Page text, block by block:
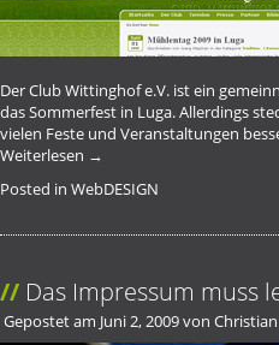
Der Club Wittinghof e.V. ist ein
das Sommerfest in Luga. Allerdings
vielen Feste und Veranstaltungen
Weiterlesen →
Posted in WebDESIGN
Das Impressum muss
Gepostet am Juni 2, 2009von